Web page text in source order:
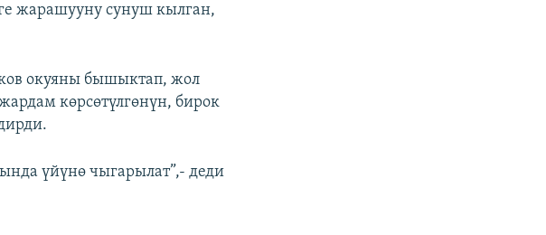
жарашууну сунуш кылган,
окуяны бышыктап, жол
көрсөтүлгөнүн, бирок
үйүнө чыгарылат”,- деди